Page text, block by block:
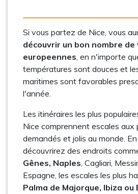
Si vous partez de Nice, vous
découvrir un bon nombre de
europeennes, en n'importe
températures sont douces et
maritimes sont favorables
l'année.
Les itinéraires les plus
Nice comprennent escales aux
demandés et jolis au monde.
découvrirez des endroits
Gênes, Naples, Cagliari,
Espagne, les escales les plus
Palma de Majorque, Ibiza ou